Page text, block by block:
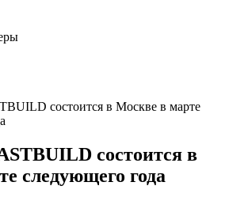
состоится в Москве в марте
состоится в
следующего года